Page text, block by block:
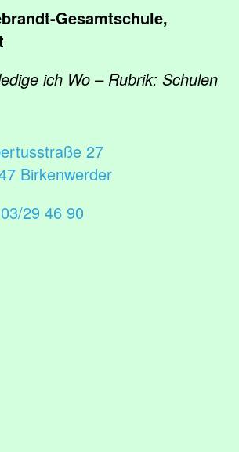
Gesamtschule,
ich Wo – Rubrik: Schulen
27
Birkenwerder
29 46 90